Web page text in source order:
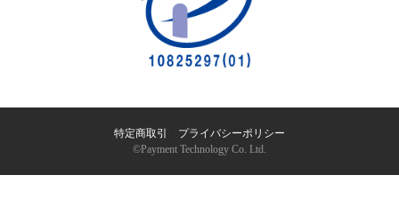
特定商取引
プライバシーポリシー
©︎Payment Technology Co. Ltd.